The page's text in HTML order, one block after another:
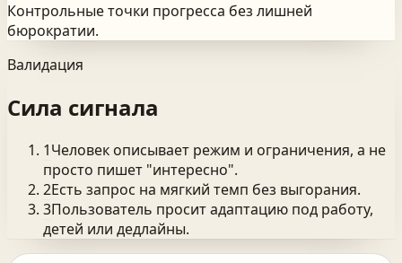
Контрольные точки прогресса без лишней
бюрократии.
Валидация
Сила сигнала
1Человек описывает режим и ограничения, а не
просто пишет "интересно".
2Есть запрос на мягкий темп без выгорания.
3Пользователь просит адаптацию под работу,
детей или дедлайны.